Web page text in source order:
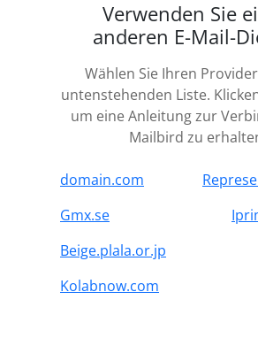
Verwenden Sie
anderen E-Mail-
Wählen Sie Ihren
untenstehenden Liste.
um eine Anleitung zur
Mailbird zu
domain.com
Gmx.se
Beige.plala.or.jp
Kolabnow.com